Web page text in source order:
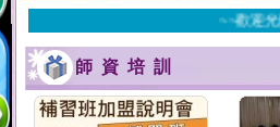
~~歡迎光
師資培訓